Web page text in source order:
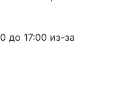
до 17:00 из-за